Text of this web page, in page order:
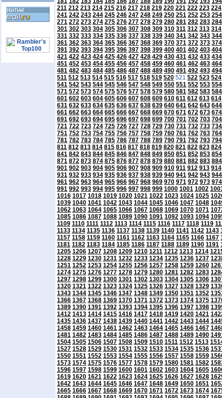
211 212 213 214 215 216 217 218 219 220 221 222 223 224
241 242 243 244 245 246 247 248 249 250 251 252 253 254
271 272 273 274 275 276 277 278 279 280 281 282 283 284
301 302 303 304 305 306 307 308 309 310 311 312 313 314
331 332 333 334 335 336 337 338 339 340 341 342 343 344
361 362 363 364 365 366 367 368 369 370 371 372 373 374
391 392 393 394 395 396 397 398 399 400 401 402 403 404
421 422 423 424 425 426 427 428 429 430 431 432 433 434
451 452 453 454 455 456 457 458 459 460 461 462 463 464
481 482 483 484 485 486 487 488 489 490 491 492 493 494
511 512 513 514 515 516 517 518 519 520 521 522 523 524
541 542 543 544 545 546 547 548 549 550 551 552 553 554
571 572 573 574 575 576 577 578 579 580 581 582 583 584
601 602 603 604 605 606 607 608 609 610 611 612 613 614
631 632 633 634 635 636 637 638 639 640 641 642 643 644
661 662 663 664 665 666 667 668 669 670 671 672 673 674
691 692 693 694 695 696 697 698 699 700 701 702 703 704
721 722 723 724 725 726 727 728 729 730 731 732 733 734
751 752 753 754 755 756 757 758 759 760 761 762 763 764
781 782 783 784 785 786 787 788 789 790 791 792 793 794
811 812 813 814 815 816 817 818 819 820 821 822 823 824
841 842 843 844 845 846 847 848 849 850 851 852 853 854
871 872 873 874 875 876 877 878 879 880 881 882 883 884
901 902 903 904 905 906 907 908 909 910 911 912 913 914
931 932 933 934 935 936 937 938 939 940 941 942 943 944
961 962 963 964 965 966 967 968 969 970 971 972 973 974
991 992 993 994 995 996 997 998 999 1000 1001 1002
1016 1017 1018 1019 1020 1021 1022 1023 1024 1025
1039 1040 1041 1042 1043 1044 1045 1046 1047 1048
1062 1063 1064 1065 1066 1067 1068 1069 1070 1071
1085 1086 1087 1088 1089 1090 1091 1092 1093 1094
1109 1110 1111 1112 1113 1114 1115 1116 1117 1118 1119
1133 1134 1135 1136 1137 1138 1139 1140 1141 1142 1143
1157 1158 1159 1160 1161 1162 1163 1164 1165 1166 1167
1181 1182 1183 1184 1185 1186 1187 1188 1189 1190 1191
1205 1206 1207 1208 1209 1210 1211 1212 1213 1214
1228 1229 1230 1231 1232 1233 1234 1235 1236 1237
1251 1252 1253 1254 1255 1256 1257 1258 1259 1260
1274 1275 1276 1277 1278 1279 1280 1281 1282 1283
1297 1298 1299 1300 1301 1302 1303 1304 1305 1306
1320 1321 1322 1323 1324 1325 1326 1327 1328 1329
1343 1344 1345 1346 1347 1348 1349 1350 1351 1352
1366 1367 1368 1369 1370 1371 1372 1373 1374 1375
1389 1390 1391 1392 1393 1394 1395 1396 1397 1398
1412 1413 1414 1415 1416 1417 1418 1419 1420 1421
1435 1436 1437 1438 1439 1440 1441 1442 1443 1444
1458 1459 1460 1461 1462 1463 1464 1465 1466 1467
1481 1482 1483 1484 1485 1486 1487 1488 1489 1490
1504 1505 1506 1507 1508 1509 1510 1511 1512 1513
1527 1528 1529 1530 1531 1532 1533 1534 1535 1536
1550 1551 1552 1553 1554 1555 1556 1557 1558 1559
1573 1574 1575 1576 1577 1578 1579 1580 1581 1582
1596 1597 1598 1599 1600 1601 1602 1603 1604 1605
1619 1620 1621 1622 1623 1624 1625 1626 1627 1628
1642 1643 1644 1645 1646 1647 1648 1649 1650 1651
1665 1666 1667 1668 1669 1670 1671 1672 1673 1674